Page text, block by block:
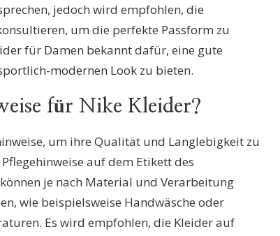
jedoch wird empfohlen, die
um die perfekte Passform zu
für Damen bekannt dafür, eine gute
modernen Look zu bieten.
für Nike Kleider?
um ihre Qualität und Langlebigkeit zu
auf dem Etikett des
je nach Material und Verarbeitung
wie beispielsweise Handwäsche oder
Es wird empfohlen, die Kleider auf